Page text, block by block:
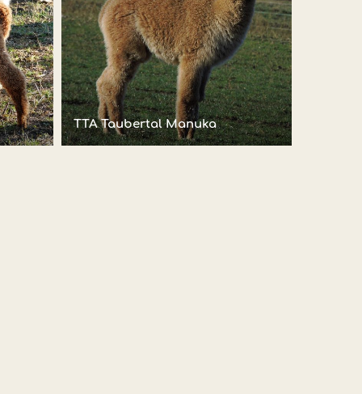
TTA Taubertal Manuka